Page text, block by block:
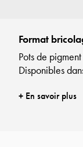
Format
Pots de
Disponibles
+ En savoir plus